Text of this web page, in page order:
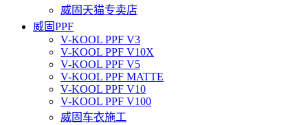
威固天猫专卖店
威固PPF
V-KOOL PPF V3
V-KOOL PPF V10X
V-KOOL PPF V5
V-KOOL PPF MATTE
V-KOOL PPF V10
V-KOOL PPF V100
威固车衣施工